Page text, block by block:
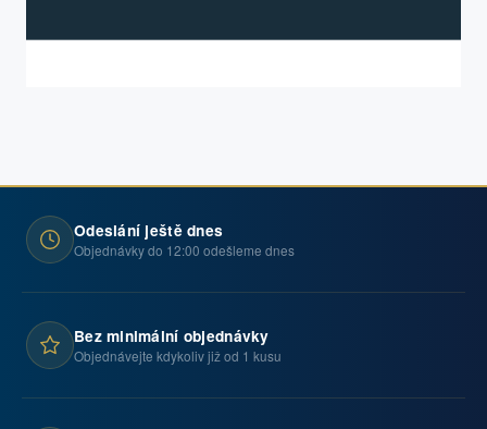
Odeslání ještě dnes
Objednávky do 12:00 odešleme dnes
Bez minimální objednávky
Objednávejte kdykoliv již od 1 kusu